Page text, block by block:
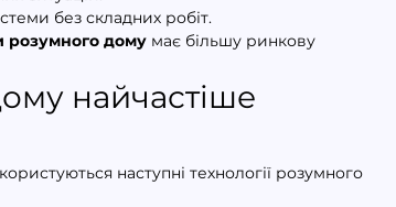
без складних робіт.
розумного дому має більшу ринкову
найчастіше
наступні технології розумного